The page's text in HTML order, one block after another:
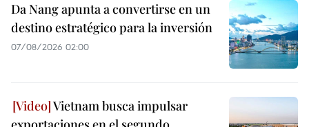
Da Nang apunta a convertirse en un
destino estratégico para la inversión
07/08/2026 02:00
Vietnam busca impulsar